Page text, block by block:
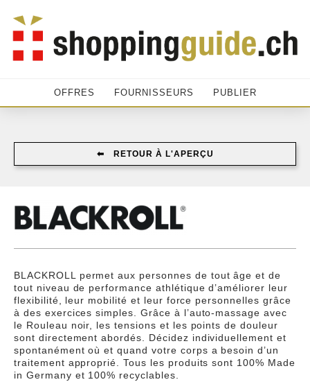
OFFRES FOURNISSEURS PUBLIER
⬅︎ RETOUR À L'APERÇU
BLACKROLL permet aux personnes de tout âge et de
tout niveau de performance athlétique d’améliorer leur
flexibilité, leur mobilité et leur force personnelles grâce
à des exercices simples. Grâce à l’auto-massage avec
le Rouleau noir, les tensions et les points de douleur
sont directement abordés. Décidez individuellement et
spontanément où et quand votre corps a besoin d’un
traitement approprié. Tous les produits sont 100% Made
in Germany et 100% recyclables.